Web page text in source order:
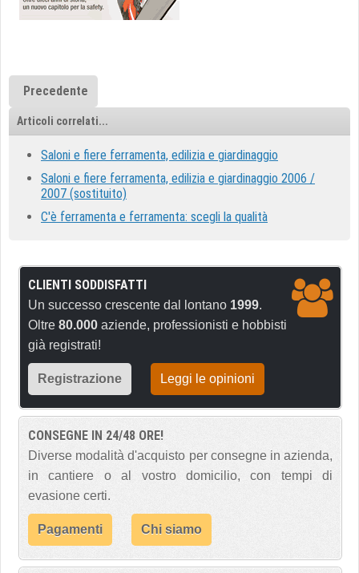
Precedente
Articoli correlati...
Saloni e fiere ferramenta, edilizia e giardinaggio
Saloni e fiere ferramenta, edilizia e giardinaggio 2006 /
2007 (sostituito)
C'è ferramenta e ferramenta: scegli la qualità
CLIENTI SODDISFATTI
Un successo crescente dal lontano 1999.
Oltre 80.000 aziende, professionisti e hobbisti
già registrati!
Registrazione Leggi le opinioni
CONSEGNE IN 24/48 ORE!
Diverse modalità d'acquisto per consegne in azienda,
in cantiere o al vostro domicilio, con tempi di
evasione certi.
Pagamenti Chi siamo